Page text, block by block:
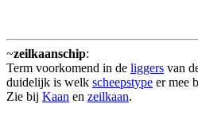
~zeilkaanschip:
Term voorkomend in de liggers van
duidelijk is welk scheepstype er mee
Zie bij Kaan en zeilkaan.